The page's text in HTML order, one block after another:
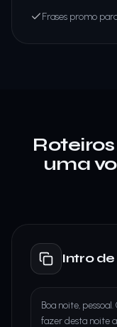
Frases promo
uma
Intro
Boa noite,
fazer desta noite